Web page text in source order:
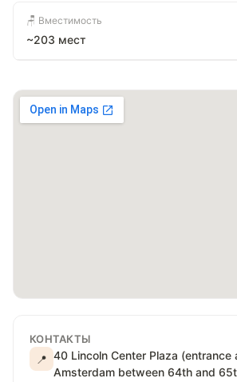
🪑 Вместимость
~203 мест
КОНТАКТЫ
📍 40 Lincoln Center Plaza (entrance
Amsterdam between 64th and